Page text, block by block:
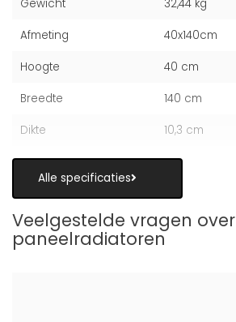
Gewicht 32,44 kg
Afmeting 40x140cm
Hoogte 40 cm
Breedte 140 cm
Dikte 10,3 cm
Alle specificaties
Veelgestelde vragen over
paneelradiatoren